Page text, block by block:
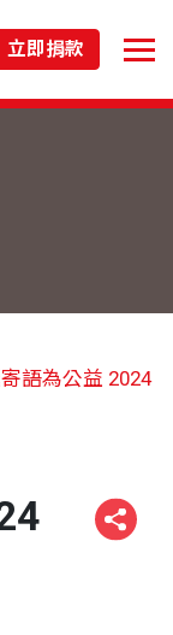
立即捐款
語為公益 2024